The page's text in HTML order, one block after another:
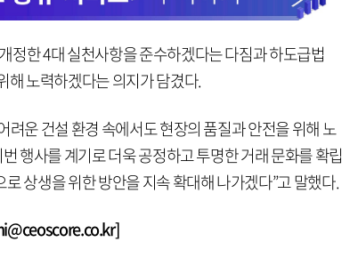
정한 4대 실천사항을 준수하겠다는 다짐과 하도급법
해 노력하겠다는 의지가 담겼다.
려운 건설 환경 속에서도 현장의 품질과 안전을 위해 노
행사를 계기로 더욱 공정하고 투명한 거래 문화를 확립
상생을 위한 방안을 지속 확대해 나가겠다”고 말했다.